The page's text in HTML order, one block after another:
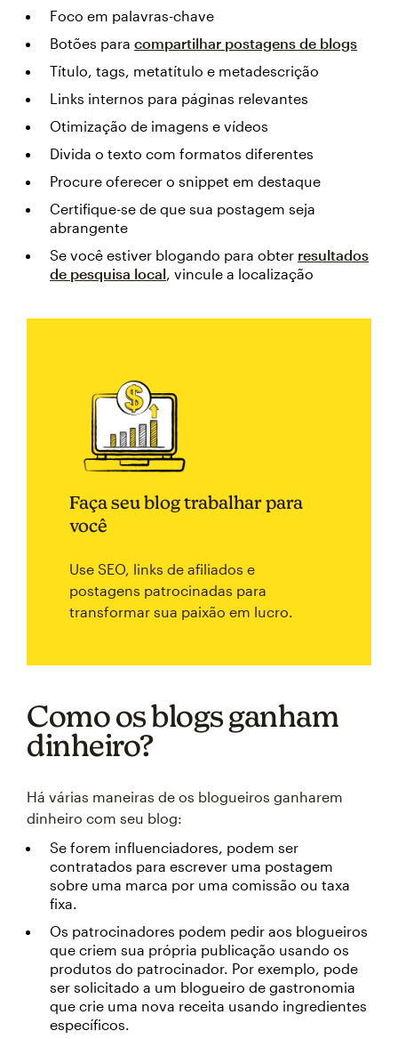
Foco em palavras-chave
Botões para compartilhar postagens de blogs
Título, tags, metatítulo e metadescrição
Links internos para páginas relevantes
Otimização de imagens e vídeos
Divida o texto com formatos diferentes
Procure oferecer o snippet em destaque
Certifique-se de que sua postagem seja
abrangente
Se você estiver blogando para obter resultados
de pesquisa local, vincule a localização
Faça seu blog trabalhar para
você
Use SEO, links de afiliados e
postagens patrocinadas para
transformar sua paixão em lucro.
Como os blogs ganham
dinheiro?
Há várias maneiras de os blogueiros ganharem
dinheiro com seu blog:
Se forem influenciadores, podem ser
contratados para escrever uma postagem
sobre uma marca por uma comissão ou taxa
fixa.
Os patrocinadores podem pedir aos blogueiros
que criem sua própria publicação usando os
produtos do patrocinador. Por exemplo, pode
ser solicitado a um blogueiro de gastronomia
que crie uma nova receita usando ingredientes
específicos.